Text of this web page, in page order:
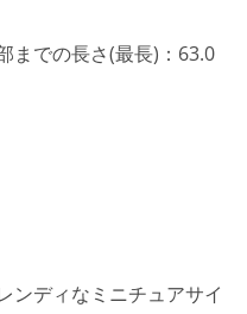
までの長さ(最長)：63.0
ンディなミニチュアサイ